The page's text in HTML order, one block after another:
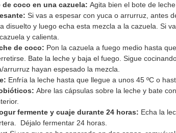
de coco en una cazuela: Agita bien el bote de
Si vas a espesar con yuca o arrurruz, antes
disuelto y luego echa esta mezcla a la cazuela. Si
y calienta.
de coco: Pon la cazuela a fuego medio hasta
Bate la leche y baja el fuego. Sigue
arrurruz hayan espesado la mezcla.
Enfría la leche hasta que llegue a unos 45 ºC o
Abre las cápsulas sobre la leche y bate
fermente y cuaje durante 24 horas: Echa la
Déjalo fermentar 24 horas.